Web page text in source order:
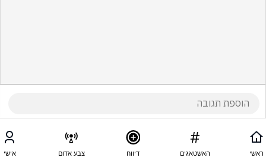
ראשי האשטאגים דיווח צבע אדום אישי